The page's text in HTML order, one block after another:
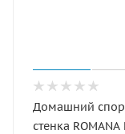
Домашний
стенка ROMANA